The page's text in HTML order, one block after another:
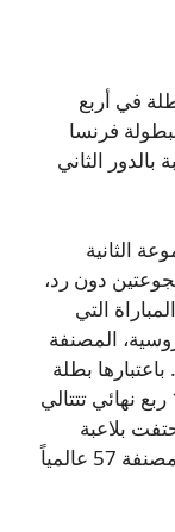
في أربع
فرنسا
بالدور الثاني
الثانية
دون رد،
التي
المصنفة
عالمياً، بنتيجة (6-1) و(7-6) (11-9). باعتبارها بطلة
أربع بطولات غراند سلام ووصلت إلى 14 ربع نهائي تتتالي
بلاعبة
الأرض الصلبة بخبر لقائها المرتقب مع المصنفة 57 عالمياً